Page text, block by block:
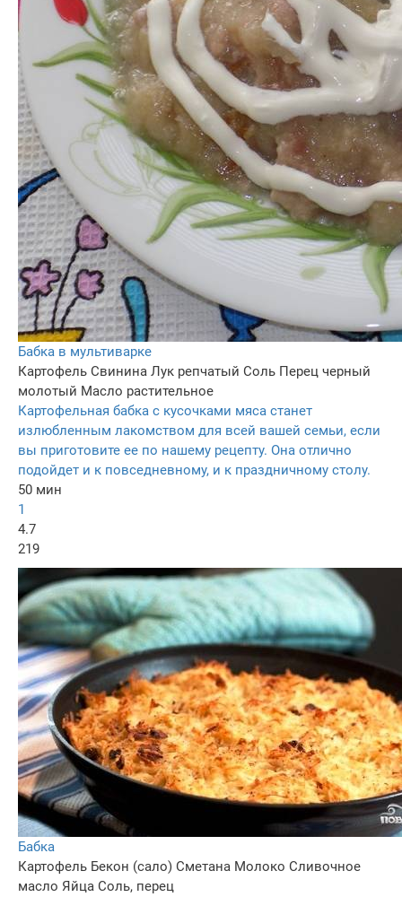
Бабка в мультиварке
Картофель Свинина Лук репчатый Соль Перец черный
молотый Масло растительное
Картофельная бабка с кусочками мяса станет
излюбленным лакомством для всей вашей семьи, если
вы приготовите ее по нашему рецепту. Она отлично
подойдет и к повседневному, и к праздничному столу.
50 мин
1
4.7
219
Бабка
Картофель Бекон (сало) Сметана Молоко Сливочное
масло Яйца Соль, перец